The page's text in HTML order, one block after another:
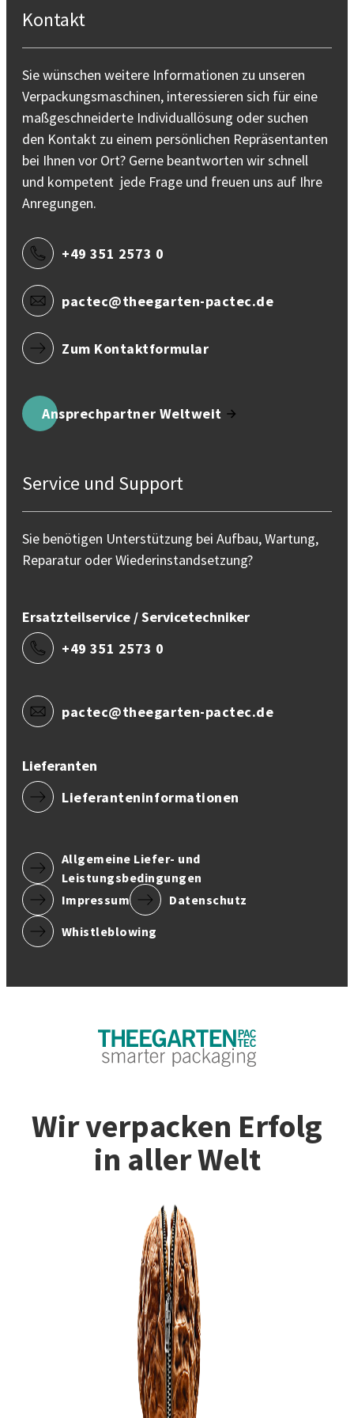
Kontakt
Sie wünschen weitere Informationen zu unseren
Verpackungsmaschinen, interessieren sich für eine
maßgeschneiderte Individuallösung oder suchen
den Kontakt zu einem persönlichen Repräsentanten
bei Ihnen vor Ort? Gerne beantworten wir schnell
und kompetent jede Frage und freuen uns auf Ihre
Anregungen.
+49 351 2573 0
pactec@theegarten-pactec.de
Zum Kontaktformular
Ansprechpartner Weltweit
Service und Support
Sie benötigen Unterstützung bei Aufbau, Wartung,
Reparatur oder Wiederinstandsetzung?
Ersatzteilservice / Servicetechniker
+49 351 2573 0
pactec@theegarten-pactec.de
Lieferanten
Lieferanteninformationen
Allgemeine Liefer- und
Leistungsbedingungen
Impressum
Datenschutz
Whistleblowing
Wir verpacken Erfolg
in aller Welt